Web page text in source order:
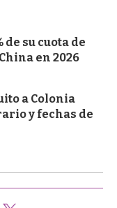
su cuota de
en 2026
a Colonia
y fechas de